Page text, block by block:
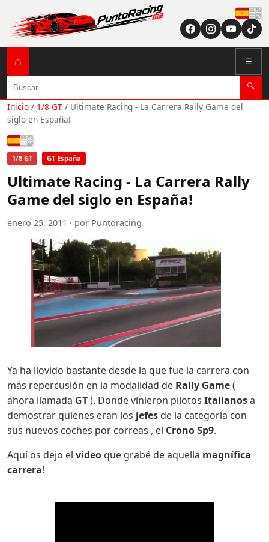
⌂ ☰
Buscar 🔍
Inicio / 1/8 GT / Ultimate Racing - La Carrera Rally Game del
siglo en España!
Español
1/8 GT GT España
Ultimate Racing - La Carrera Rally
Game del siglo en España!
enero 25, 2011 · por Puntoracing
Ya ha llovido bastante desde la que fue la carrera con
más repercusión en la modalidad de Rally Game(
ahora llamada GT). Donde vinieron pilotos Italianosa
demostrar quienes eran los jefes de la categoría con
sus nuevos coches por correas , el Crono Sp9.
Aquí os dejo el video que grabé de aquella magnífica
carrera!